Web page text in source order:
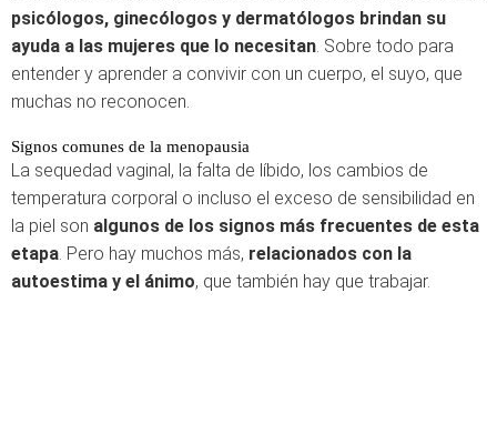
psicólogos, ginecólogos y dermatólogos brindan su
ayuda a las mujeres que lo necesitan. Sobre todo para
entender y aprender a convivir con un cuerpo, el suyo, que
muchas no reconocen.
Signos comunes de la menopausia
La sequedad vaginal, la falta de líbido, los cambios de
temperatura corporal o incluso el exceso de sensibilidad en
la piel son algunos de los signos más frecuentes de esta
etapa. Pero hay muchos más, relacionados con la
autoestima y el ánimo, que también hay que trabajar.